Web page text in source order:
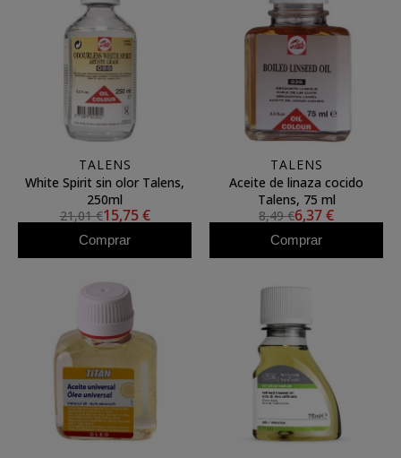
TALENS
White Spirit sin olor Talens,
250ml
21,01 €15,75 €
Comprar
TALENS
Aceite de linaza cocido
Talens, 75 ml
8,49 €6,37 €
Comprar